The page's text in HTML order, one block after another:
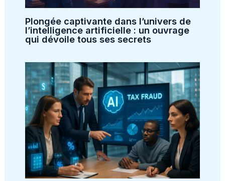
Plongée captivante dans l’univers de
l’intelligence artificielle : un ouvrage
qui dévoile tous ses secrets